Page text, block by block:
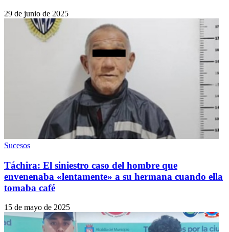
29 de junio de 2025
Sucesos
Táchira: El siniestro caso del hombre que
envenenaba «lentamente» a su hermana cuando ella
tomaba café
15 de mayo de 2025